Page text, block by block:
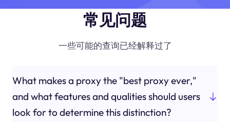
常见问题
一些可能的查询已经解释过了
What makes a proxy the "best proxy ever,"
and what features and qualities should users
look for to determine this distinction?